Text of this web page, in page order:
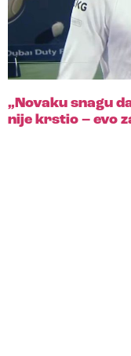
„Novaku snagu
nije krstio – evo